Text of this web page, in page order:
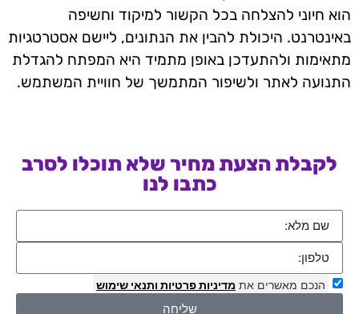
הוא חיוני להצלחה בכל הקשור למיקוד וחשיפה
באינטרנט. היכולת להבין את הנתונים, ליישם אסטרטגיות
מתאימות ולהתעדכן באופן מתמיד היא המפתח להגדלת
התנועה לאתר ולשיפור המתמשך של חוויית המשתמש.
לקבלת הצעת מחיר שלא תוכלו לסרב
כתבו לנו
הנכם מאשרים את מדיניות פרטיות ותנאי שימוש
שליחה